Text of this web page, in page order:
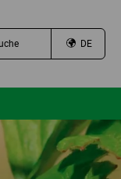
DE